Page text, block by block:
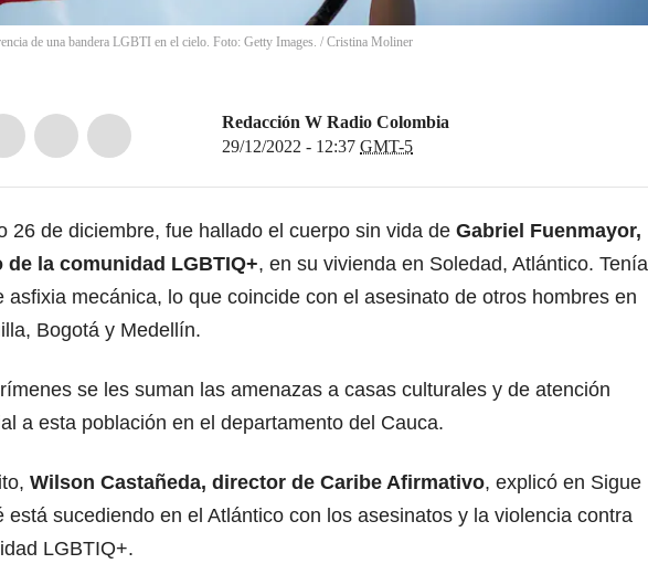
de una bandera LGBTI en el cielo. Foto: Getty Images. / Cristina Moliner
Redacción W Radio Colombia
29/12/2022 - 12:37 GMT-5
26 de diciembre, fue hallado el cuerpo sin vida de Gabriel Fuenmayor,
de la comunidad LGBTIQ+, en su vivienda en Soledad, Atlántico. Tenía
asfixia mecánica, lo que coincide con el asesinato de otros hombres en
Bogotá y Medellín.
se les suman las amenazas a casas culturales y de atención
a esta población en el departamento del Cauca.
Wilson Castañeda, director de Caribe Afirmativo, explicó en Sigue
está sucediendo en el Atlántico con los asesinatos y la violencia contra
LGBTIQ+.